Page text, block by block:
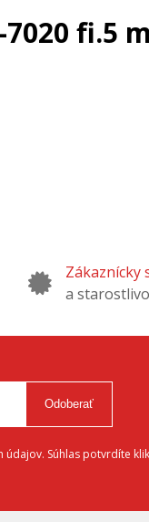
fi.5
Zákaznícky
a
Odoberať
Súhlas potvrdíte